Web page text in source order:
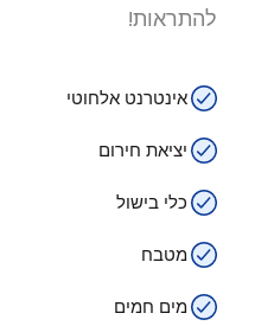
להתראות!
אינטרנט אלחוטי
יציאת חירום
כלי בישול
מטבח
מים חמים